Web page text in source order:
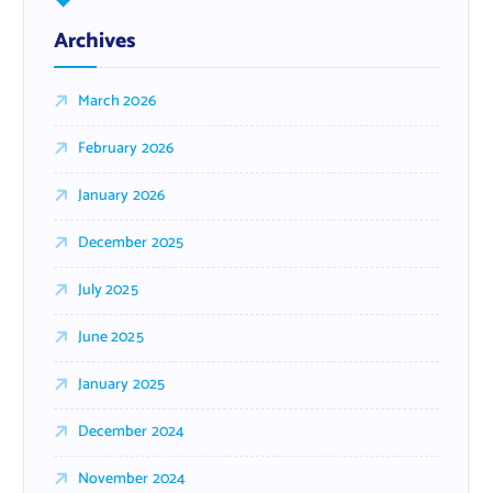
Archives
March 2026
February 2026
January 2026
December 2025
July 2025
June 2025
January 2025
December 2024
November 2024